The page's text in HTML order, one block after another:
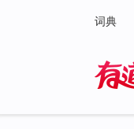
词典